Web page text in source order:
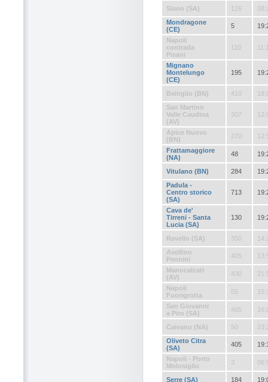
Siano (SA) 126
Mondragone
(CE)
5
Napoli
contrada
Pisani
110
Mignano
Montelungo
(CE)
195
Beltiglio (BN) 410
San Martino
Valle Caudina
(AV)
307
Apice Nuovo
(BN)
270
Frattamaggiore
(NA)
48
Vitulano (BN) 284
Padula -
Centro storico
(SA)
713
Cava de'
Tirreni - Santa
Lucia (SA)
130
Ravello (SA) 350
Avellino
Pennini
405
Manocalzati
(AV)
430
Napoli
Fuorigrotta
55
San Giovanni
a Piro (SA)
465
Caivano (NA) 50
Oliveto Citra
(SA)
405
Napoli - Porto
Molosiglio
3
Serre (SA) 184